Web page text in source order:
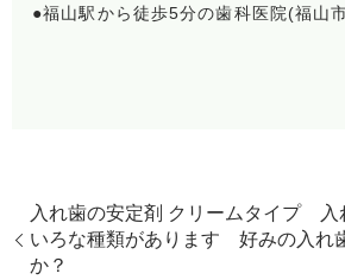
●福山駅から徒歩5分の歯科医院(福山
入れ歯の安定剤 クリームタイプ 入
いろな種類があります 好みの入れ
か？